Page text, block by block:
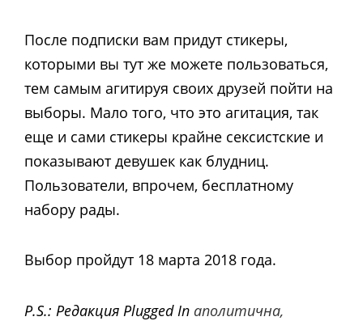
После подписки вам придут стикеры,
которыми вы тут же можете пользоваться,
тем самым агитируя своих друзей пойти на
выборы. Мало того, что это агитация, так
еще и сами стикеры крайне сексистские и
показывают девушек как блудниц.
Пользователи, впрочем, бесплатному
набору рады.
Выбор пройдут 18 марта 2018 года.
P.S.: Редакция Plugged In аполитична,